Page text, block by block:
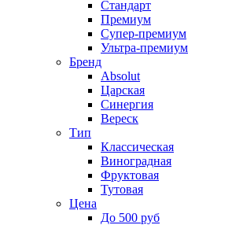
Стандарт
Премиум
Супер-премиум
Ультра-премиум
Бренд
Absolut
Царская
Синергия
Вереск
Тип
Классическая
Виноградная
Фруктовая
Тутовая
Цена
До 500 руб